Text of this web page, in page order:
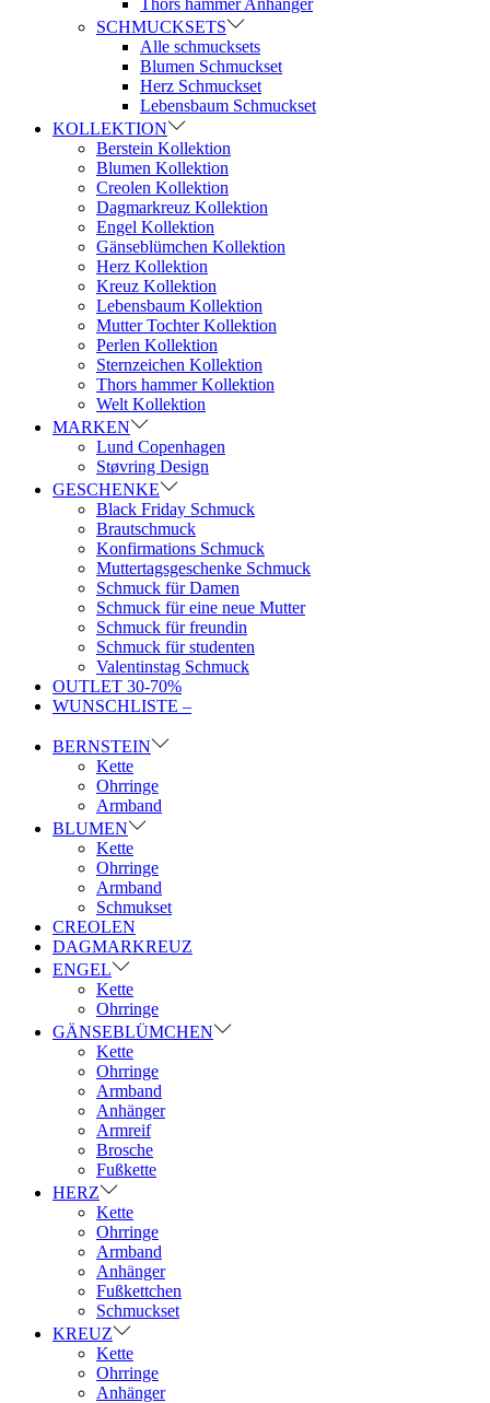
Thors hammer Anhänger
SCHMUCKSETS
Alle schmucksets
Blumen Schmuckset
Herz Schmuckset
Lebensbaum Schmuckset
KOLLEKTION
Berstein Kollektion
Blumen Kollektion
Creolen Kollektion
Dagmarkreuz Kollektion
Engel Kollektion
Gänseblümchen Kollektion
Herz Kollektion
Kreuz Kollektion
Lebensbaum Kollektion
Mutter Tochter Kollektion
Perlen Kollektion
Sternzeichen Kollektion
Thors hammer Kollektion
Welt Kollektion
MARKEN
Lund Copenhagen
Støvring Design
GESCHENKE
Black Friday Schmuck
Brautschmuck
Konfirmations Schmuck
Muttertagsgeschenke Schmuck
Schmuck für Damen
Schmuck für eine neue Mutter
Schmuck für freundin
Schmuck für studenten
Valentinstag Schmuck
OUTLET 30-70%
WUNSCHLISTE –
BERNSTEIN
Kette
Ohrringe
Armband
BLUMEN
Kette
Ohrringe
Armband
Schmukset
CREOLEN
DAGMARKREUZ
ENGEL
Kette
Ohrringe
GÄNSEBLÜMCHEN
Kette
Ohrringe
Armband
Anhänger
Armreif
Brosche
Fußkette
HERZ
Kette
Ohrringe
Armband
Anhänger
Fußkettchen
Schmuckset
KREUZ
Kette
Ohrringe
Anhänger